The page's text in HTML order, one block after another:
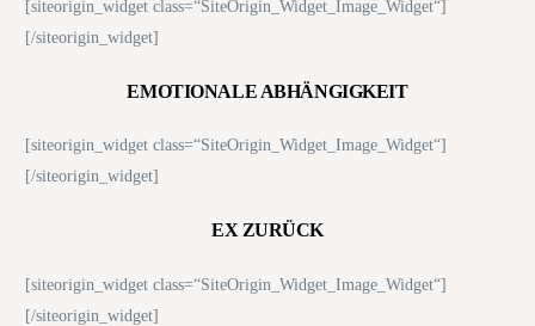
[siteorigin_widget class=“SiteOrigin_Widget_Image_Widget“]
[/siteorigin_widget]
EMOTIONALE ABHÄNGIGKEIT
[siteorigin_widget class=“SiteOrigin_Widget_Image_Widget“]
[/siteorigin_widget]
EX ZURÜCK
[siteorigin_widget class=“SiteOrigin_Widget_Image_Widget“]
[/siteorigin_widget]